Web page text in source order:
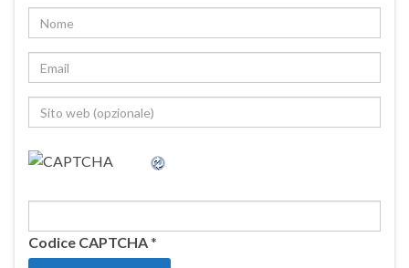
Codice CAPTCHA*